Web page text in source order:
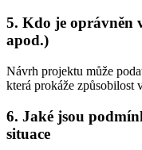
5. Kdo je oprávněn
apod.)
Návrh projektu může
která prokáže způsobilost
6. Jaké jsou
situace